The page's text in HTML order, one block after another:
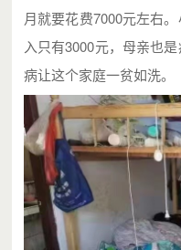
月就要花费7000元左右
入只有3000元，母亲也
病让这个家庭一贫如洗。